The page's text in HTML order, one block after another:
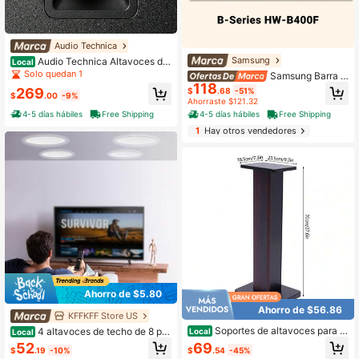
Audio Technica
Local Audio Technica Altavoces de
estantería Audio-Technica AT-SP3
X, negros
Solo quedan 1
$269.00 -9%
4-5 días hábiles
Free Shipping
Ahorro de $5.80
KFFKFF Store US
Local 4 altavoces de techo de 8 pul
gadas, 100 vatios, sistema de altav
oces empotrados en techo y pared
$52.19 -10%
Samsung
Samsung Barra d
e sonido de 2.0 canales de la serie
B con subwoofer de graves profund
os – Negra
$118.68 -51%
Ahorraste $121.32
4-5 días hábiles
Free Shipping
1Hay otros vendedores
Ahorro de $56.86
Local Soportes de altavoces para e
stantería de 28 pulgadas de nogal n
egro para teatro en casa, diseño co
$69.54 -45%